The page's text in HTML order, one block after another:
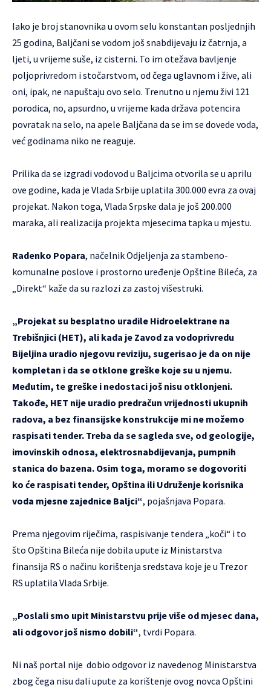
Iako je broj stanovnika u ovom selu konstantan posljednjih
25 godina, Baljčani se vodom još snabdijevaju iz čatrnja, a
ljeti, u vrijeme suše, iz cisterni. To im otežava bavljenje
poljoprivredom i stočarstvom, od čega uglavnom i žive, ali
oni, ipak, ne napuštaju ovo selo. Trenutno u njemu živi 121
porodica, no, apsurdno, u vrijeme kada država potencira
povratak na selo, na apele Baljčana da se im se dovede voda,
već godinama niko ne reaguje.
Prilika da se izgradi vodovod u Baljcima otvorila se u aprilu
ove godine, kada je Vlada Srbije uplatila 300.000 evra za ovaj
projekat. Nakon toga, Vlada Srpske dala je još 200.000
maraka, ali realizacija projekta mjesecima tapka u mjestu.
Radenko Popara, načelnik Odjeljenja za stambeno-
komunalne poslove i prostorno uređenje Opštine Bileća, za
„Direkt“ kaže da su razlozi za zastoj višestruki.
„Projekat su besplatno uradile Hidroelektrane na
Trebišnjici (HET), ali kada je Zavod za vodoprivredu
Bijeljina uradio njegovu reviziju, sugerisao je da on nije
kompletan i da se otklone greške koje su u njemu.
Međutim, te greške i nedostaci još nisu otklonjeni.
Takođe, HET nije uradio predračun vrijednosti ukupnih
radova, a bez finansijske konstrukcije mi ne možemo
raspisati tender. Treba da se sagleda sve, od geologije,
imovinskih odnosa, elektrosnabdijevanja, pumpnih
stanica do bazena. Osim toga, moramo se dogovoriti
ko će raspisati tender, Opština ili Udruženje korisnika
voda mjesne zajednice Baljci“, pojašnjava Popara.
Prema njegovim riječima, raspisivanje tendera „koči“ i to
što Opština Bileća nije dobila upute iz Ministarstva
finansija RS o načinu korištenja sredstava koje je u Trezor
RS uplatila Vlada Srbije.
„Poslali smo upit Ministarstvu prije više od mjesec dana,
ali odgovor još nismo dobili“, tvrdi Popara.
Ni naš portal nije dobio odgovor iz navedenog Ministarstva
zbog čega nisu dali upute za korištenje ovog novca Opštini